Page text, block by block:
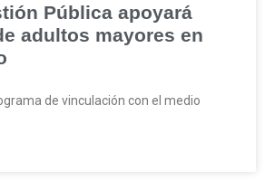
Pública apoyará
adultos mayores en
de vinculación con el medio